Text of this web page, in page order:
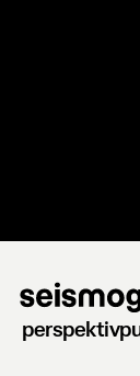
perspektiv